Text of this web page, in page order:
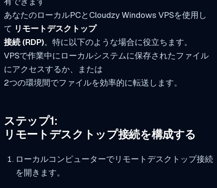
あなたのローカルPCとCloudzy Windows VPSを使用し
て リモートデスクトップ
接続 (RDP)。特に以下のような場合に役立ちます。
VPSで作業中にローカルシステムに保存されたファイル
にアクセスするか、または
2つの環境間でファイルを効率的に転送します。
ステップ1:
リモートデスクトップ接続を構成する
ローカルコンピューターでリモートデスクトップ接続
を開きます。